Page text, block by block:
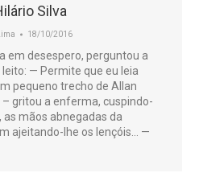
Silva
18/10/2016
em desespero, perguntou a
— Permite que eu leia
pequeno trecho de Allan
– gritou a enferma, cuspindo-
as mãos abnegadas da
ajeitando-lhe os lençóis… —